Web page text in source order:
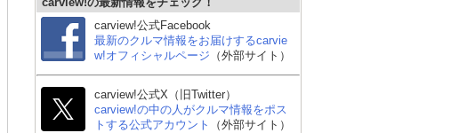
carview!公式Facebook
最新のクルマ情報をお届けするcarvie
w!オフィシャルページ （外部サイト）
carview!公式X（旧Twitter）
carview!の中の人がクルマ情報をポス
トする公式アカウント
（外部サイト）